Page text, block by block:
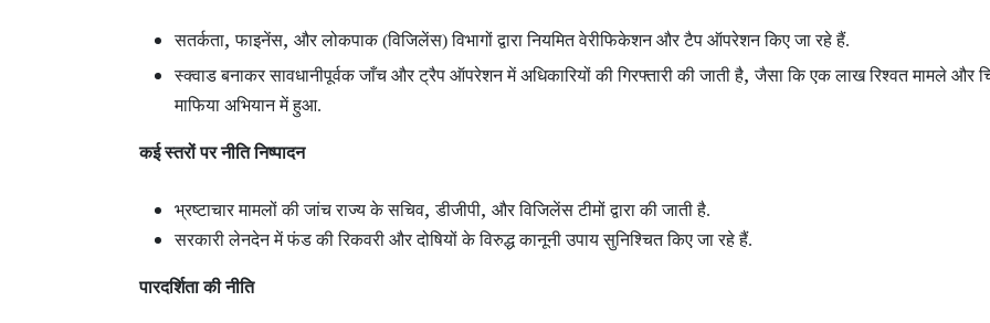
सतर्कता,फाइनेंस, और लोकपाक (विजिलेंस) विभागों द्वारा नियमित वेरीफिकेशन और टैप ऑपरेशन किए जा रहे हैं.
स्क्वाड बनाकर सावधानीपूर्वक जाँच और ट्रैप ऑपरेशन में अधिकारियों की गिरफ्तारी की जाती है,जैसा कि एक लाख रिश्वत मामले और
माफिया अभियान में हुआ.
कई स्तरों पर नीति निष्पादन
भ्रष्टाचार मामलों की जांच राज्य के सचिव,डीजीपी, और विजिलेंस टीमों द्वारा की जाती है.
सरकारी लेनदेन में फंड की रिकवरी और दोषियों के विरुद्ध कानूनी उपाय सुनिश्चित किए जा रहे हैं.
पारदर्शिता की नीति